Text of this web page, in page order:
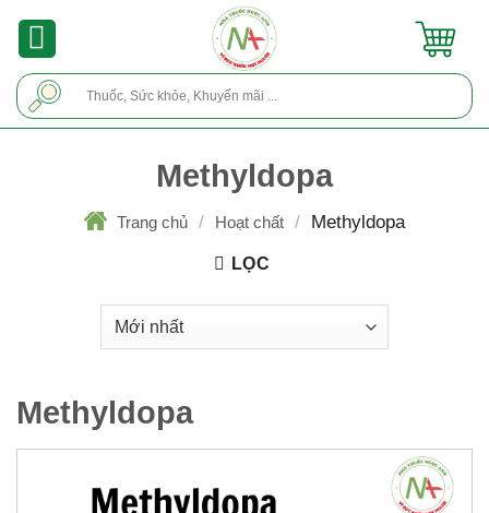
Methyldopa
Trang chủ / Hoạt chất / Methyldopa
LỌC
Methyldopa